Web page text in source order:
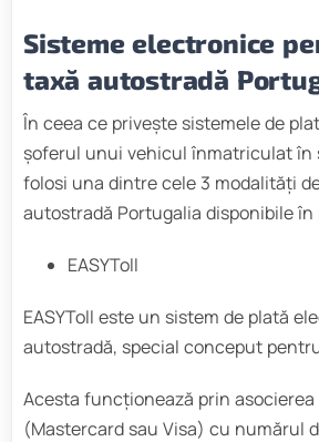
Sisteme electronice
taxă autostradă
În ceea ce privește sistemele de
șoferul unui vehicul înmatriculat în
folosi una dintre cele 3 modalități
autostradă Portugalia disponibile în
EASYToll
EASYToll este un sistem de plată
autostradă, special conceput
Acesta funcționează prin
(Mastercard sau Visa) cu numărul